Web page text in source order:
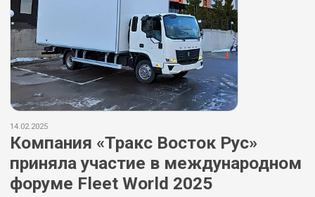
14.02.2025
Компания «Тракс Восток Рус»
приняла участие в международном
форуме Fleet World 2025